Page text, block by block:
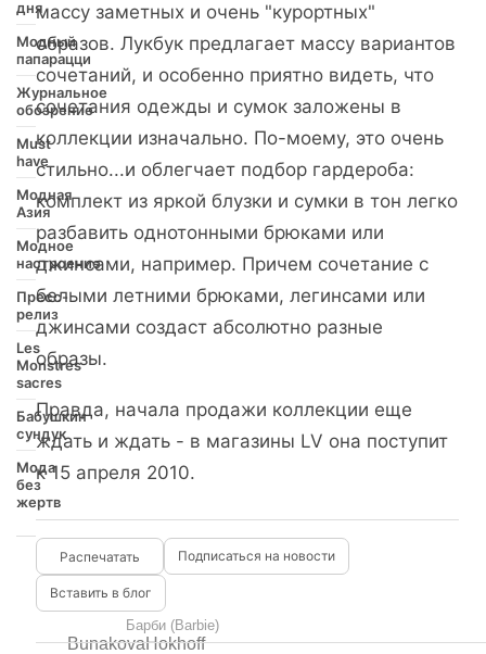
дня
Модный
папарацци
Журнальное
обозрение
Must
have
Модная
Азия
Модное
настроение
Пресс-
релиз
Les
Monstres
sacres
Бабушкин
сундук
Мода
без
жертв
BunakovaHokhoff
Барби (Barbie)
массу заметных и очень "курортных"
образов. Лукбук предлагает массу вариантов
сочетаний, и особенно приятно видеть, что
сочетания одежды и сумок заложены в
коллекции изначально. По-моему, это очень
стильно...и облегчает подбор гардероба:
комплект из яркой блузки и сумки в тон легко
разбавить однотонными брюками или
джинсами, например. Причем сочетание с
белыми летними брюками, легинсами или
джинсами создаст абсолютно разные
образы.
Правда, начала продажи коллекции еще
ждать и ждать - в магазины LV она поступит
к 15 апреля 2010.
Подписаться на новости
Вставить в блог